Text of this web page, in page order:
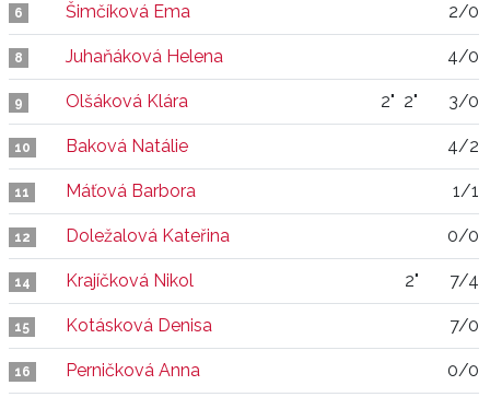
6 Šimčíková Ema 2/0
8 Juhaňáková Helena 4/0
9 Olšáková Klára 2" 2" 3/0
10 Baková Natálie 4/2
11 Máťová Barbora 1/1
12 Doležalová Kateřina 0/0
14 Krajíčková Nikol 2" 7/4
15 Kotásková Denisa 7/0
16 Perničková Anna 0/0